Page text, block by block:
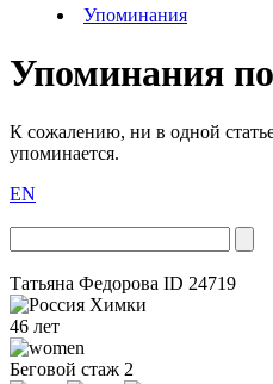
Упоминания
Упоминания
К сожалению, ни в одной
упоминается.
EN
Татьяна Федорова ID 24719
Химки
46 лет
Беговой стаж 2